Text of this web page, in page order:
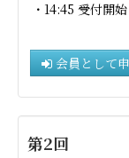
・14:45 受付開始
会員として
第2回